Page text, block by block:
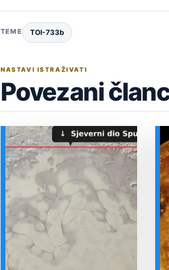
TEME TOI-733b
NASTAVI ISTRAŽIVATI
Povezani